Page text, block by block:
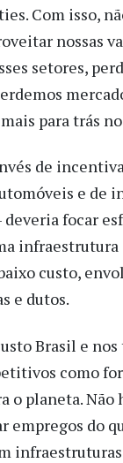
Com isso,
nossas
setores,
para trás
de
e de
deveria focar
infraestrutura
custo,
e dutos.
Brasil e
como
o planeta. Não
empregos do